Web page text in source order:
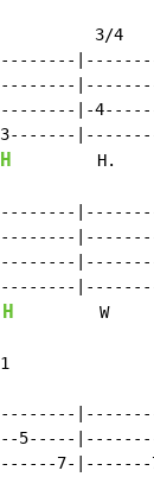
3/4
|-
3-------
H
H.
H
         W
5-----
7-